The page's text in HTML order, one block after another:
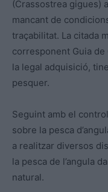
(Crassostrea gigues)
mancant de
traçabilitat. La citada
corresponent Guia
la legal adquisició,
pesquer.
Seguint amb el
sobre la pesca
a realitzar diversos
la pesca de l’angula
natural.